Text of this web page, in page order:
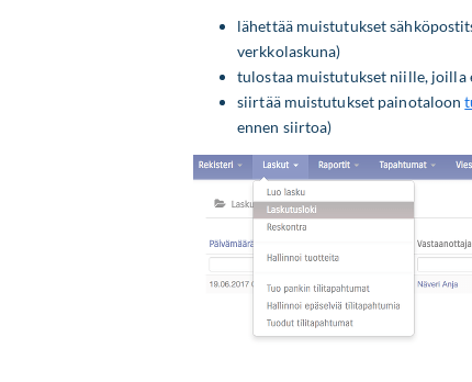
lähettää muistutukset
verkkolaskuna)
tulostaa muistutukset niille, joilla
siirtää muistutukset painotaloon
ennen siirtoa)